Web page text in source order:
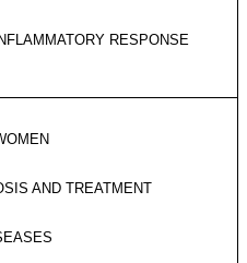
RESPONSE
AND TREATMENT